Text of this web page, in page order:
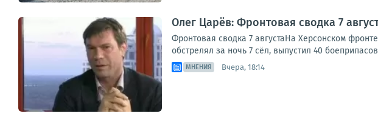
Олег Царёв: Фронтовая сводка 7
Фронтовая сводка 7 августаНа Херсонском
обстрелял за ночь 7 сёл, выпустил 40
МНЕНИЯ Вчера, 18:14